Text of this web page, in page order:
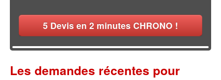
5 Devis en 2 minutes CHRONO !
Les demandes récentes pour